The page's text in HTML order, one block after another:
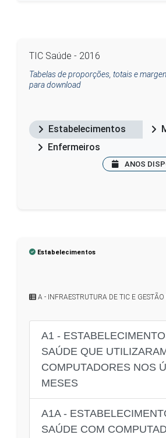
TIC Saúde - 2016
Tabelas de proporções, totais e
para download
Estabelecimentos
Enfermeiros
ANOS
Estabelecimentos
A - INFRAESTRUTURA DE TIC E GESTÃO
A1 -
SAÚDE QUE
COMPUTADORES NOS
MESES
A1A -
SAÚDE COM